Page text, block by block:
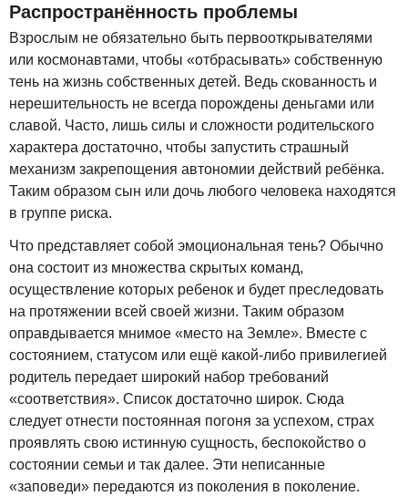
Распространённость проблемы
Взрослым не обязательно быть первооткрывателями
или космонавтами, чтобы «отбрасывать» собственную
тень на жизнь собственных детей. Ведь скованность и
нерешительность не всегда порождены деньгами или
славой. Часто, лишь силы и сложности родительского
характера достаточно, чтобы запустить страшный
механизм закрепощения автономии действий ребёнка.
Таким образом сын или дочь любого человека находятся
в группе риска.
Что представляет собой эмоциональная тень? Обычно
она состоит из множества скрытых команд,
осуществление которых ребенок и будет преследовать
на протяжении всей своей жизни. Таким образом
оправдывается мнимое «место на Земле». Вместе с
состоянием, статусом или ещё какой-либо привилегией
родитель передает широкий набор требований
«соответствия». Список достаточно широк. Сюда
следует отнести постоянная погоня за успехом, страх
проявлять свою истинную сущность, беспокойство о
состоянии семьи и так далее. Эти неписанные
«заповеди» передаются из поколения в поколение.